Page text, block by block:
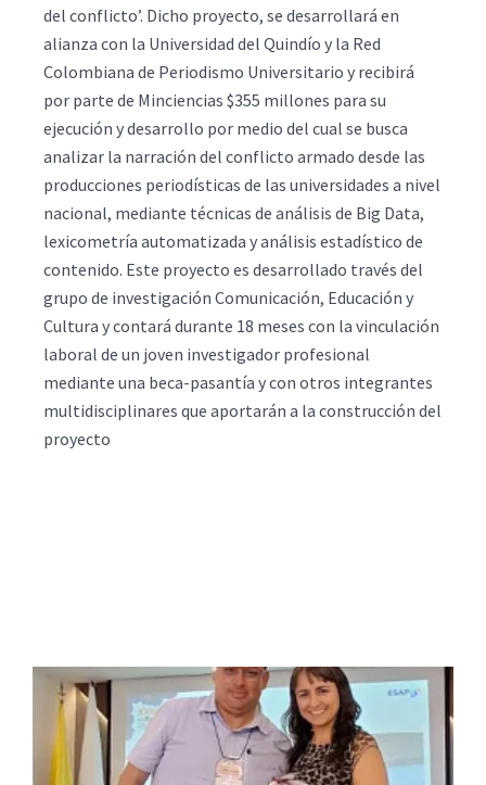
del conflicto’. Dicho proyecto, se desarrollará en
alianza con la Universidad del Quindío y la Red
Colombiana de Periodismo Universitario y recibirá
por parte de Minciencias $355 millones para su
ejecución y desarrollo por medio del cual se busca
analizar la narración del conflicto armado desde las
producciones periodísticas de las universidades a nivel
nacional, mediante técnicas de análisis de Big Data,
lexicometría automatizada y análisis estadístico de
contenido. Este proyecto es desarrollado través del
grupo de investigación Comunicación, Educación y
Cultura y contará durante 18 meses con la vinculación
laboral de un joven investigador profesional
mediante una beca-pasantía y con otros integrantes
multidisciplinares que aportarán a la construcción del
proyecto